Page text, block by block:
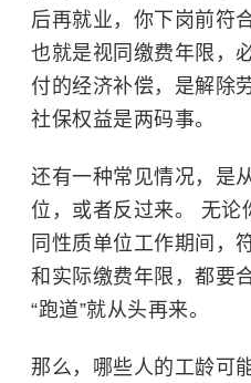
后再就业，你下岗前符
也就是视同缴费年限，
付的经济补偿，是解除
社保权益是两码事。
还有一种常见情况，是
位，或者反过来。 无论
同性质单位工作期间，
和实际缴费年限，都要
“跑道”就从头再来。
那么，哪些人的工龄可